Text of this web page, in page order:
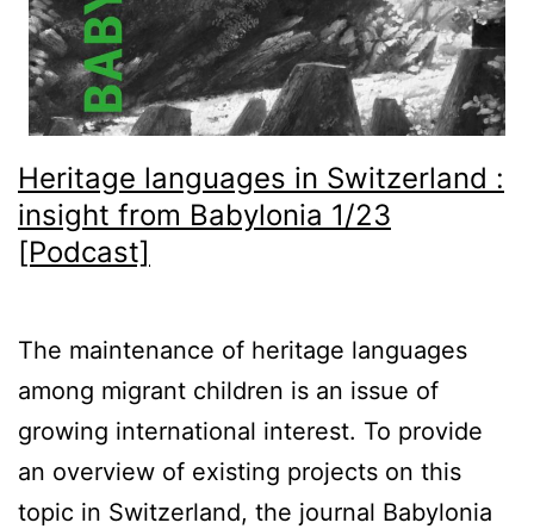
Heritage languages in Switzerland :
insight from Babylonia 1/23
[Podcast]
The maintenance of heritage languages
among migrant children is an issue of
growing international interest. To provide
an overview of existing projects on this
topic in Switzerland, the journal Babylonia